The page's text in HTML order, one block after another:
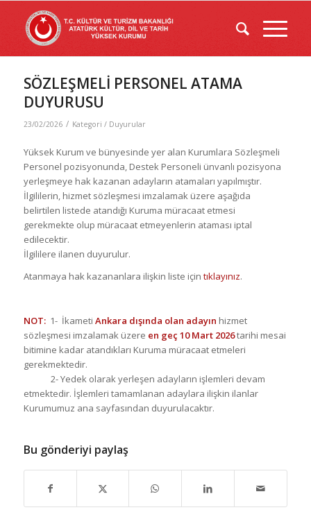
SÖZLEŞMELİ PERSONEL ATAMA
DUYURUSU
23/02/2026 / Kategori / Duyurular
Yüksek Kurum ve bünyesinde yer alan Kurumlara Sözleşmeli
Personel pozisyonunda, Destek Personeli ünvanlı pozisyona
yerleşmeye hak kazanan adayların atamaları yapılmıştır.
İlgililerin, hizmet sözleşmesi imzalamak üzere aşağıda
belirtilen listede atandığı Kuruma müracaat etmesi
gerekmekte olup müracaat etmeyenlerin ataması iptal
edilecektir.
İlgililere ilanen duyurulur.
Atanmaya hak kazananlara ilişkin liste için tıklayınız.
NOT:1- İkameti Ankara dışında olan adayın hizmet
sözleşmesi imzalamak üzere en geç 10 Mart 2026tarihi mesai
bitimine kadar atandıkları Kuruma müracaat etmeleri
gerekmektedir.
2- Yedek olarak yerleşen adayların işlemleri devam
etmektedir. İşlemleri tamamlanan adaylara ilişkin ilanlar
Kurumumuz ana sayfasından duyurulacaktır.
Bu gönderiyi paylaş